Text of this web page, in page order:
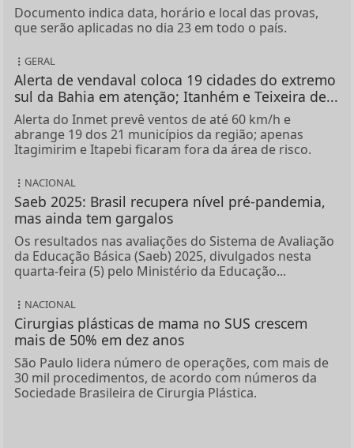
Documento indica data, horário e local das provas,
que serão aplicadas no dia 23 em todo o país.
GERAL
Alerta de vendaval coloca 19 cidades do extremo
sul da Bahia em atenção; Itanhém e Teixeira de...
Alerta do Inmet prevê ventos de até 60 km/h e
abrange 19 dos 21 municípios da região; apenas
Itagimirim e Itapebi ficaram fora da área de risco.
NACIONAL
Saeb 2025: Brasil recupera nível pré-pandemia,
mas ainda tem gargalos
Os resultados nas avaliações do Sistema de Avaliação
da Educação Básica (Saeb) 2025, divulgados nesta
quarta-feira (5) pelo Ministério da Educação...
NACIONAL
Cirurgias plásticas de mama no SUS crescem
mais de 50% em dez anos
São Paulo lidera número de operações, com mais de
30 mil procedimentos, de acordo com números da
Sociedade Brasileira de Cirurgia Plástica.